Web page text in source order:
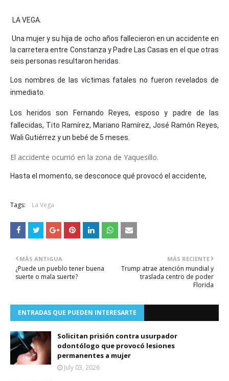
LA VEGA.
Una mujer y su hija de ocho años fallecieron en un accidente en
la carretera entre Constanza y Padre Las Casas en el que otras
seis personas resultaron heridas.
Los nombres de las víctimas fatales no fueron revelados de
inmediato.
Los heridos son Fernando Reyes, esposo y padre de las
fallecidas, Tito Ramírez, Mariano Ramírez, José Ramón Reyes,
Wali Gutiérrez y un bebé de 5 meses.
El accidente ocurrió en la zona de Yaquesillo.
Hasta el momento, se desconoce qué provocó el accidente,
Tags: La Vega
MÁS RECIENTE
Trump atrae atención mundial y
traslada centro de poder
Florida
MÁS ANTIGUA
¿Puede un pueblo tener buena
suerte o mala suerte?
ENTRADAS QUE PUEDEN INTERESARTE
Solicitan prisión contra usurpador
odontólogo que provocó lesiones
permanentes a mujer
July 03, 2026